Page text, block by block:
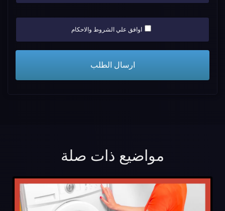
اوافق علي الشروط والاحكام
مواضيع ذات صلة